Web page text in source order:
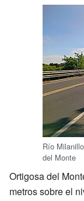
Río
del Monte
Ortigosa del
metros sobre el